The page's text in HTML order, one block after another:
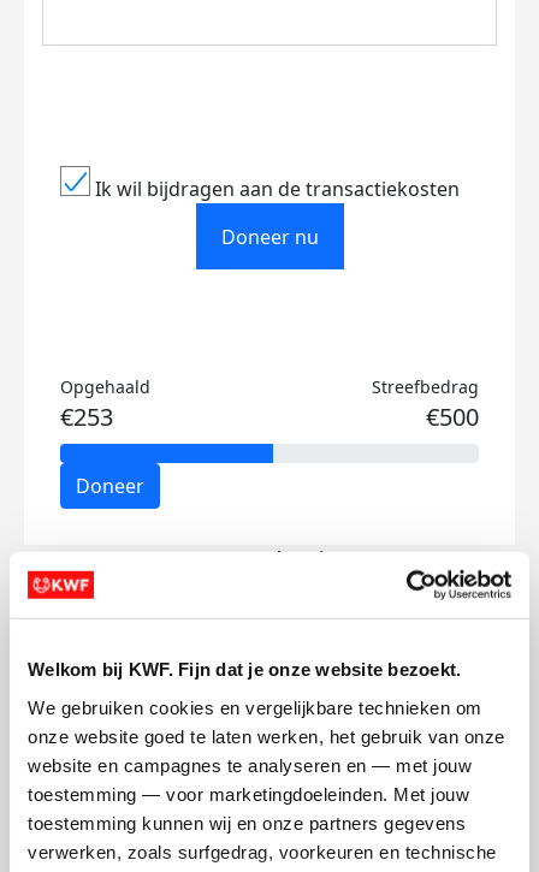
Welkom bij KWF. Fijn dat je onze website bezoekt.
We gebruiken cookies en vergelijkbare technieken om
onze website goed te laten werken, het gebruik van onze
website en campagnes te analyseren en — met jouw
toestemming — voor marketingdoeleinden. Met jouw
toestemming kunnen wij en onze partners gegevens
verwerken, zoals surfgedrag, voorkeuren en technische
Ik wil bijdragen aan de transactiekosten
Doneer nu
Opgehaald
€253
Streefbedrag
€500
Doneer
Fenna's badges